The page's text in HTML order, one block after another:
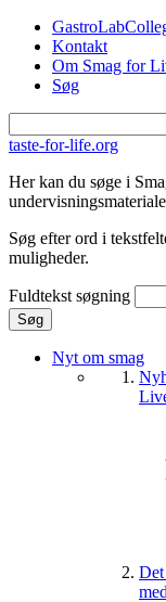
Gå til hovedindhold
Kontakt
Om Smag for
Søg
taste-for-life.org
Her kan du søge i
Søg efter ord i
muligheder.
Fuldtekst søgning
Nyt om smag